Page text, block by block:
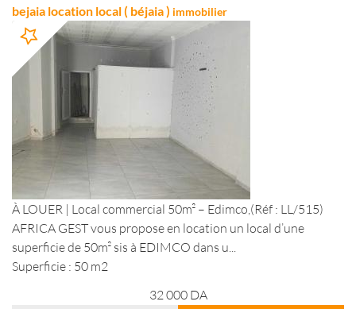
bejaia location local ( béjaia ) immobilier
À LOUER | Local commercial 50m² – Edimco,(Réf : LL/515)
AFRICA GEST vous propose en location un local d’une
superficie de 50m² sis à EDIMCO dans u...
Superficie : 50 m2
32 000 DA